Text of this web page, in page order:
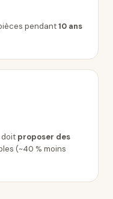
pendant10 ans
doit proposer des
(~40 % moins